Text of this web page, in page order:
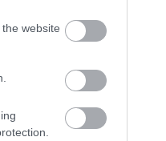
website
mint 2011-
De a
kulturális